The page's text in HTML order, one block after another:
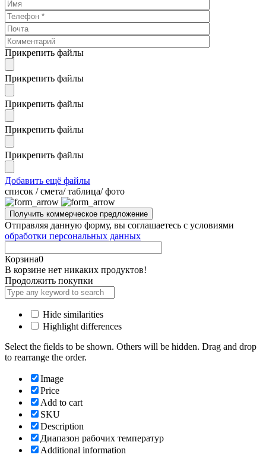
Прикрепить файлы
Прикрепить файлы
Прикрепить файлы
Прикрепить файлы
Прикрепить файлы
Добавить ещё файлы
cписок / смета/ таблица/ фото
Отправляя данную форму, вы соглашаетесь с условиями
обработки персональных данных
Корзина0
В корзине нет никаких продуктов!
Продолжить покупки
Hide similarities
Highlight differences
Select the fields to be shown. Others will be hidden. Drag and drop
to rearrange the order.
Image
Price
Add to cart
SKU
Description
Диапазон рабочих температур
Additional information